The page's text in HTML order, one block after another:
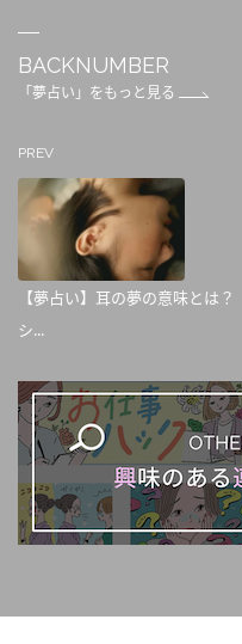
BACKNUMBER
「夢占い」をもっと見る
PREV
【夢占い】耳の夢の意味とは？
シ...